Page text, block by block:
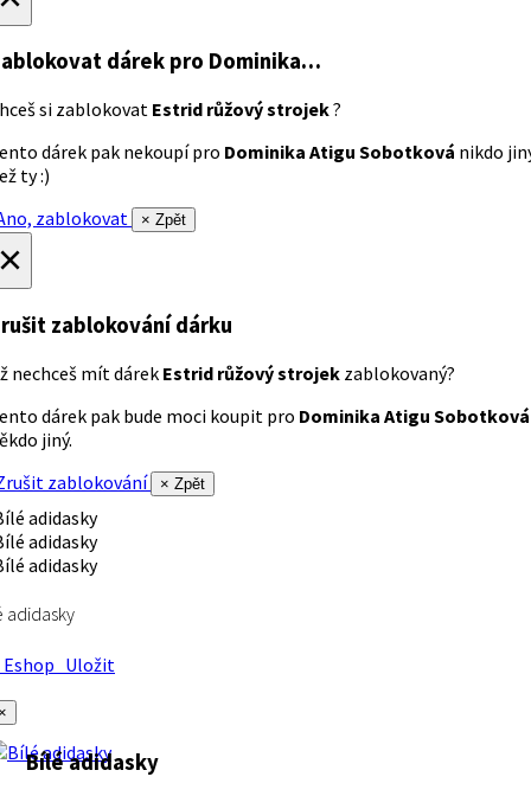
dárek pro Dominika…
si zablokovat Estrid růžový strojek?
dárek pak nekoupí pro Dominika Atigu Sobotková nikdo
ty :)
zablokovat
× Zpět
zablokování dárku
nechceš mít dárek Estrid růžový strojek zablokovaný?
dárek pak bude moci koupit pro Dominika Atigu Sobotková
jiný.
zablokování
× Zpět
adidasky
Uložit
Bílé adidasky